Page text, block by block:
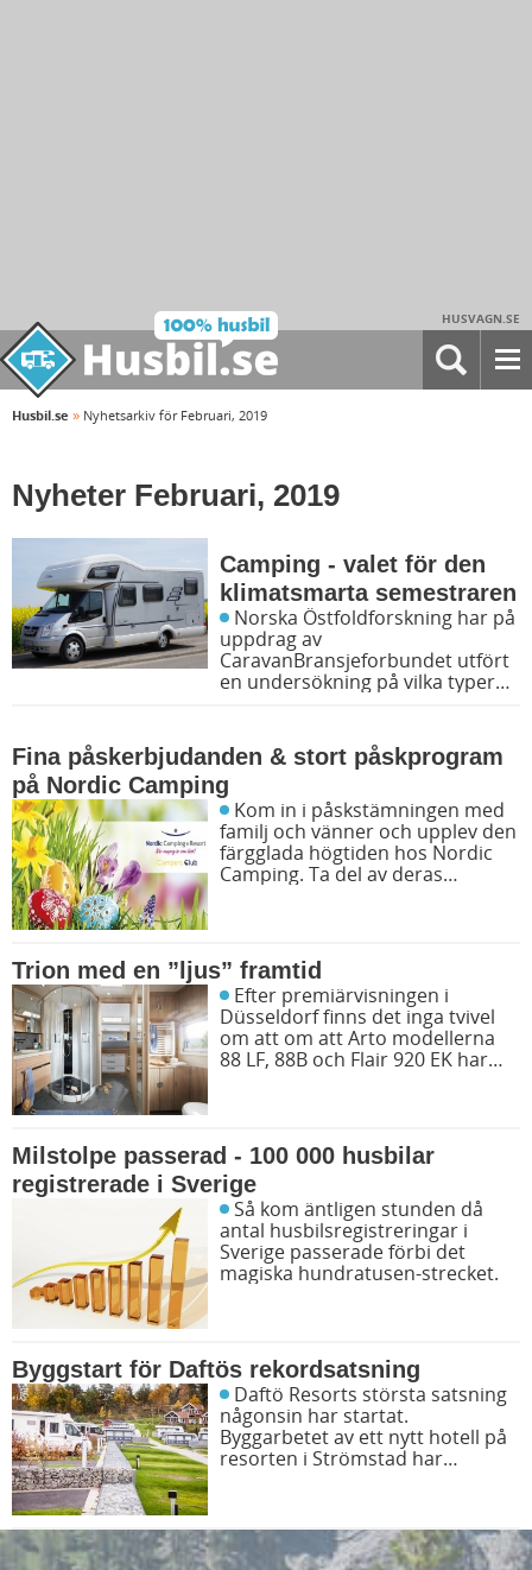
HUSVAGN.SE
Husbil.se » Nyhetsarkiv för Februari, 2019
Nyheter Februari, 2019
Camping - valet för den
klimatsmarta semestraren
uppdrag av
CaravanBransjeforbundet utfört
en undersökning på vilka typer
inte en av dem!
Fina påskerbjudanden & stort påskprogram
på Nordic Camping
familj och vänner och upplev den
färgglada högtiden hos Nordic
Camping. Ta del av deras
Trion med en ”ljus” framtid
Düsseldorf finns det inga tvivel
om att om att Arto modellerna
88 LF, 88B och Flair 920 EK har
och den nya designen ”Verade
Oak - Modern Line” har
efterfrågan ökat enormt.
Milstolpe passerad - 100 000 husbilar
registrerade i Sverige
antal husbilsregistreringar i
Sverige passerade förbi det
magiska hundratusen-strecket.
Byggstart för Daftös rekordsatsning
någonsin har startat.
Byggarbetet av ett nytt hotell på
resorten i Strömstad har